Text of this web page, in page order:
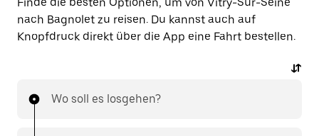
nach Bagnolet zu reisen. Du kannst auch auf
Knopfdruck direkt über die App eine Fahrt bestellen.
Wo soll es losgehen?